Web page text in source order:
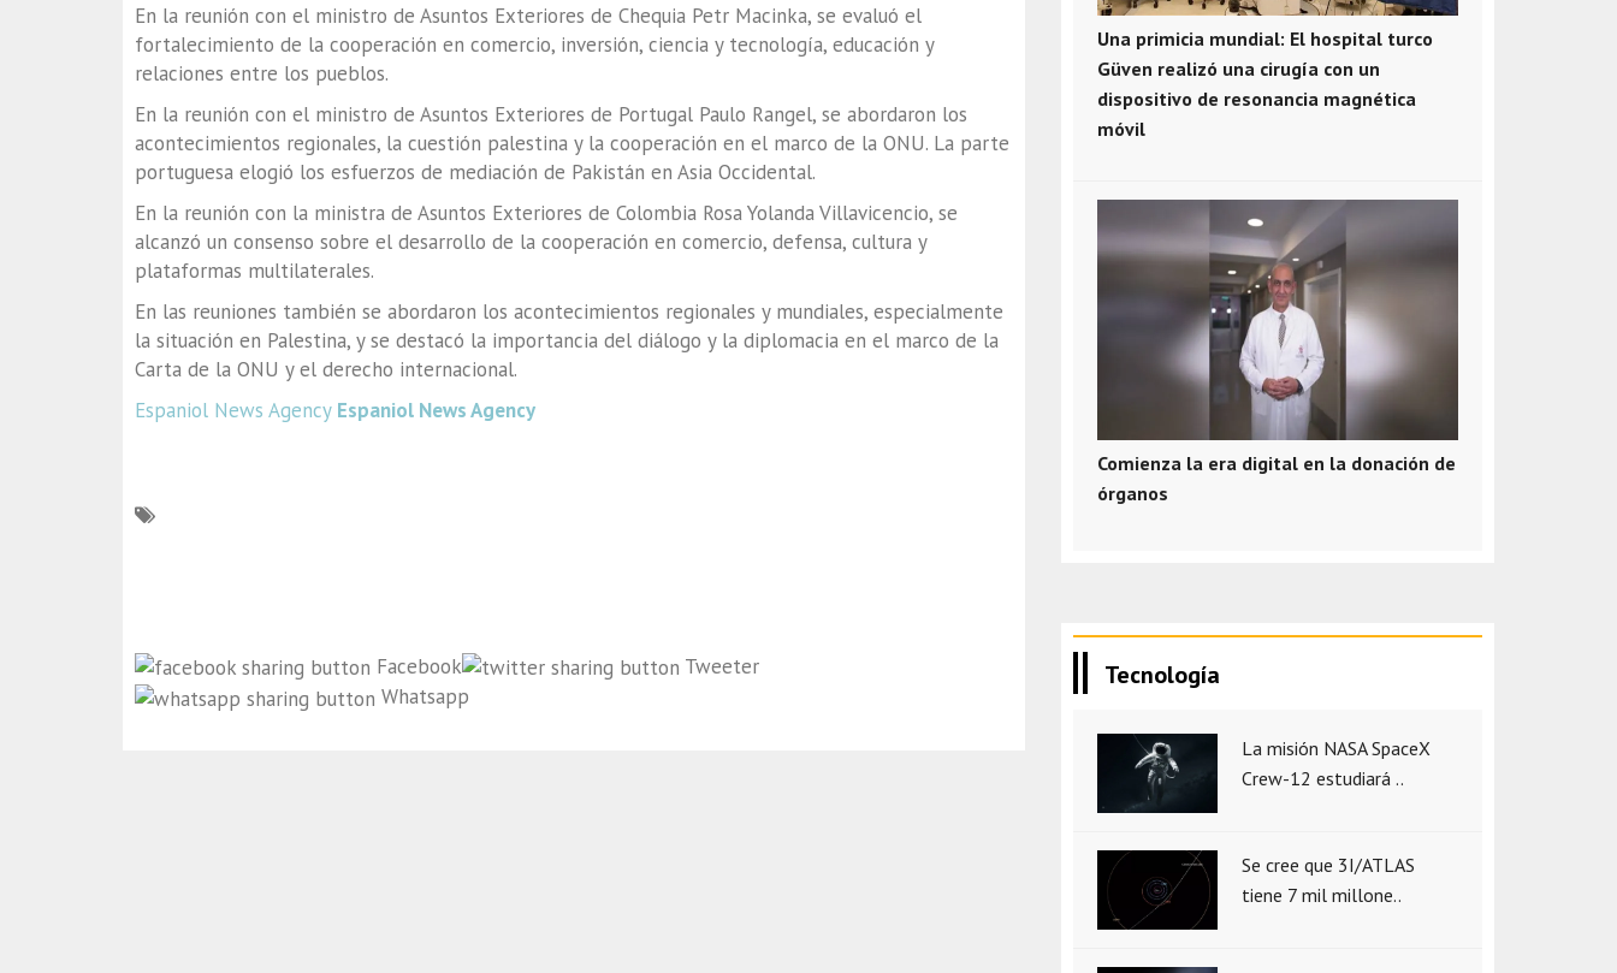
En la reunión con el ministro de Asuntos Exteriores de Chequia Petr Macinka, se evaluó el
fortalecimiento de la cooperación en comercio, inversión, ciencia y tecnología, educación y
relaciones entre los pueblos.
En la reunión con el ministro de Asuntos Exteriores de Portugal Paulo Rangel, se abordaron los
acontecimientos regionales, la cuestión palestina y la cooperación en el marco de la ONU. La parte
portuguesa elogió los esfuerzos de mediación de Pakistán en Asia Occidental.
En la reunión con la ministra de Asuntos Exteriores de Colombia Rosa Yolanda Villavicencio, se
alcanzó un consenso sobre el desarrollo de la cooperación en comercio, defensa, cultura y
plataformas multilaterales.
En las reuniones también se abordaron los acontecimientos regionales y mundiales, especialmente
la situación en Palestina, y se destacó la importancia del diálogo y la diplomacia en el marco de la
Carta de la ONU y el derecho internacional.
Espaniol News Agency Espaniol News Agency
Facebook
Tweeter
Whatsapp
Una primicia mundial: El hospital turco
Güven realizó una cirugía con un
dispositivo de resonancia magnética
móvil
Comienza la era digital en la donación de
órganos
Tecnología
La misión NASA SpaceX
Crew-12 estudiará ..
Se cree que 3I/ATLAS
tiene 7 mil millone..